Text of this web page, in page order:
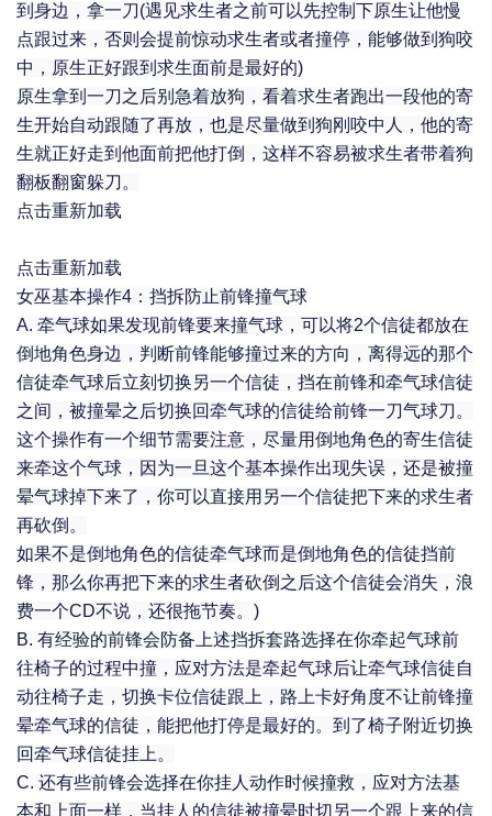
到身边，拿一刀(遇见求生者之前可以先控制下原生让他慢
点跟过来，否则会提前惊动求生者或者撞停，能够做到狗咬
中，原生正好跟到求生面前是最好的)
原生拿到一刀之后别急着放狗，看着求生者跑出一段他的寄
生开始自动跟随了再放，也是尽量做到狗刚咬中人，他的寄
生就正好走到他面前把他打倒，这样不容易被求生者带着狗
翻板翻窗躲刀。
点击重新加载
点击重新加载
女巫基本操作4：挡拆防止前锋撞气球
A. 牵气球如果发现前锋要来撞气球，可以将2个信徒都放在
倒地角色身边，判断前锋能够撞过来的方向，离得远的那个
信徒牵气球后立刻切换另一个信徒，挡在前锋和牵气球信徒
之间，被撞晕之后切换回牵气球的信徒给前锋一刀气球刀。
这个操作有一个细节需要注意，尽量用倒地角色的寄生信徒
来牵这个气球，因为一旦这个基本操作出现失误，还是被撞
晕气球掉下来了，你可以直接用另一个信徒把下来的求生者
再砍倒。
如果不是倒地角色的信徒牵气球而是倒地角色的信徒挡前
锋，那么你再把下来的求生者砍倒之后这个信徒会消失，浪
费一个CD不说，还很拖节奏。)
B. 有经验的前锋会防备上述挡拆套路选择在你牵起气球前
往椅子的过程中撞，应对方法是牵起气球后让牵气球信徒自
动往椅子走，切换卡位信徒跟上，路上卡好角度不让前锋撞
晕牵气球的信徒，能把他打停是最好的。到了椅子附近切换
回牵气球信徒挂上。
C. 还有些前锋会选择在你挂人动作时候撞救，应对方法基
本和上面一样，当挂人的信徒被撞晕时切另一个跟上来的信